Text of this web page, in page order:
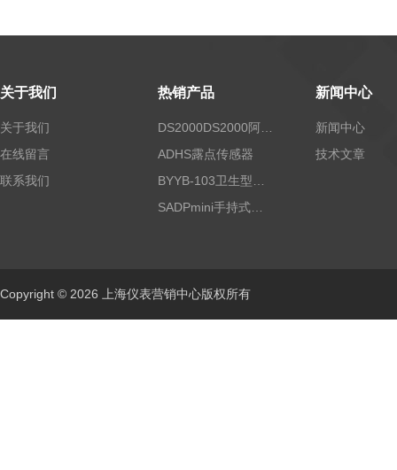
关于我们
关于我们
在线留言
联系我们
热销产品
ADHS露点传感器
新闻中心
新闻中心
技术文章
Copyright © 2026 上海仪表营销中心版权所有